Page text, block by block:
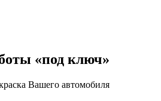
«под ключ»
Вашего автомобиля